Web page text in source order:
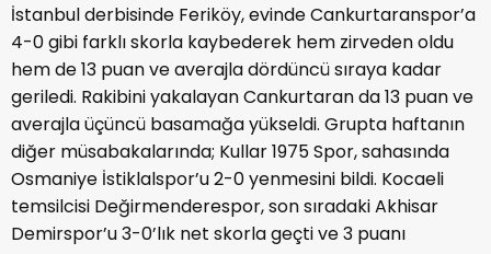
İstanbul derbisinde Feriköy, evinde Cankurtaranspor’a
4-0 gibi farklı skorla kaybederek hem zirveden oldu
hem de 13 puan ve averajla dördüncü sıraya kadar
geriledi. Rakibini yakalayan Cankurtaran da 13 puan ve
averajla üçüncü basamağa yükseldi. Grupta haftanın
diğer müsabakalarında; Kullar 1975 Spor, sahasında
Osmaniye İstiklalspor’u 2-0 yenmesini bildi. Kocaeli
temsilcisi Değirmenderespor, son sıradaki Akhisar
Demirspor’u 3-0’lık net skorla geçti ve 3 puanı